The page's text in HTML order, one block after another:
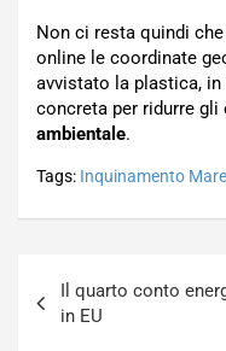
Non ci resta quindi
online le coordinate
avvistato la plastica, in
concreta per ridurre gli
ambientale.
Tags: Inquinamento Mare
articoli
Il quarto conto
in EU